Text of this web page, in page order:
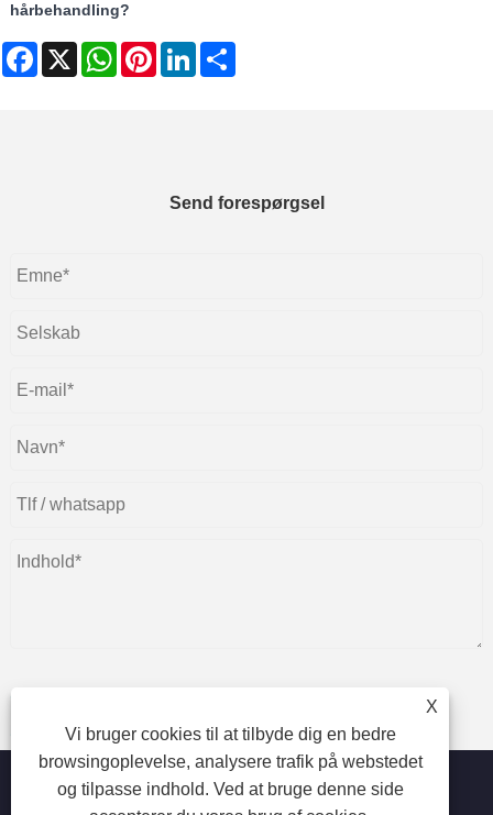
hårbehandling?
Facebook
X WhatsAppPinterestLinkedIn
Send forespørgsel
X
Vi bruger cookies til at tilbyde dig en bedre
browsingoplevelse, analysere trafik på webstedet
og tilpasse indhold. Ved at bruge denne side